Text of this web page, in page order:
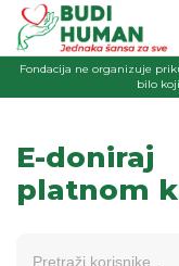
Fondacija ne organizuje
bilo
E-doniraj
platnom